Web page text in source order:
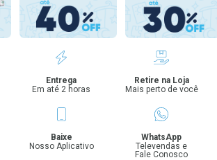
Entrega
Em até 2 horas
Retire na Loja
Mais perto de você
Baixe
Nosso Aplicativo
WhatsApp
Televendas e
Fale Conosco